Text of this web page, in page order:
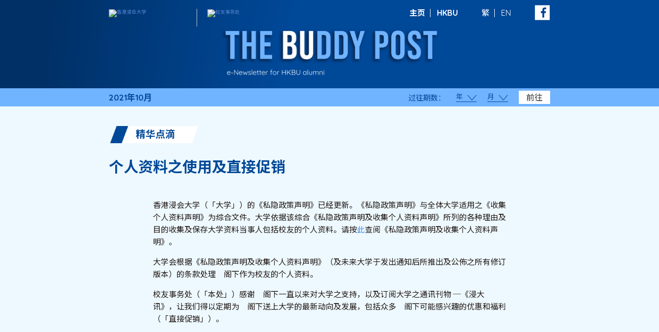
主页 HKBU 繁 EN
2021年10月 过往期数： 年 月 前往
精华点滴
个人资料之使用及直接促销
香港浸会大学（「大学」）的《私隐政策声明》已经更新。《私隐政策声明》与全体大学适用之《收集
个人资料声明》为综合文件。大学依据该综合《私隐政策声明及收集个人资料声明》所列的各种理由及
目的收集及保存大学资料当事人包括校友的个人资料。请按此查阅《私隐政策声明及收集个人资料声
明》。
大学会根据《私隐政策声明及收集个人资料声明》（及未来大学于发出通知后所推出及公佈之所有修订
版本）的条款处理 阁下作为校友的个人资料。
校友事务处（「本处」）感谢 阁下一直以来对大学之支持，以及订阅大学之通讯刊物 ─《浸大
讯》，让我们得以定期为 阁下送上大学的最新动向及发展，包括众多 阁下可能感兴趣的优惠和福利
（「直接促销」）。